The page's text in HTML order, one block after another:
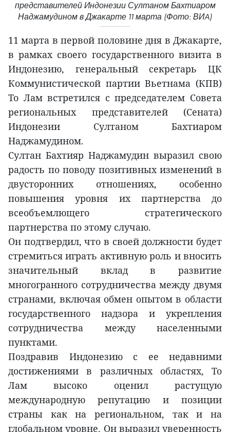
представителей Индонезии Султаном Бахтиаром
Наджамудином в Джакарте 11 марта (Фото: ВИA)
11 марта в первой половине дня в Джакарте,
в рамках своего государственного визита в
Индонезию, генеральный секретарь ЦК
Коммунистической партии Вьетнама (КПВ)
То Лам встретился с председателем Совета
региональных представителей (Сената)
Индонезии Султаном Бахтиаром
Наджамудином.
Султан Бахтияр Наджамудин выразил свою
радость по поводу позитивных изменений в
двусторонних отношениях, особенно
повышения уровня их партнерства до
всеобъемлющего стратегического
партнерства по этому случаю.
Он подтвердил, что в своей должности будет
стремиться играть активную роль и вносить
значительный вклад в развитие
многогранного сотрудничества между двумя
странами, включая обмен опытом в области
государственного надзора и укрепления
сотрудничества между населенными
пунктами.
Поздравив Индонезию с ее недавними
достижениями в различных областях, То
Лам высоко оценил растущую
международную репутацию и позиции
страны как на региональном, так и на
глобальном уровне. Он выразил уверенность